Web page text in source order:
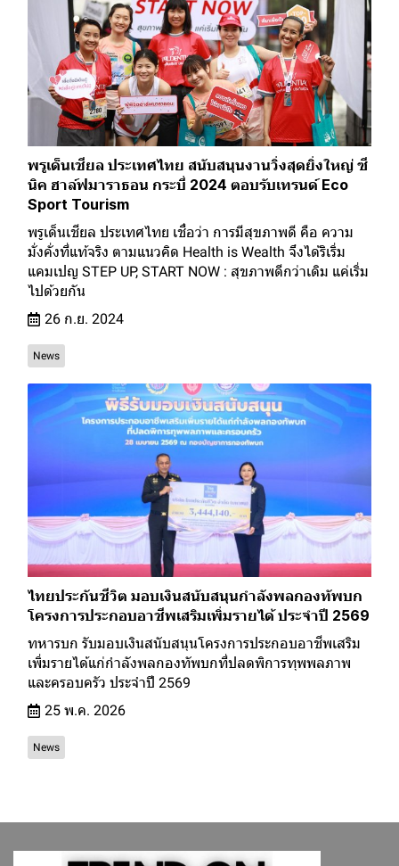
พรูเด็นเชียล ประเทศไทย สนับสนุนงานวิ่งสุดยิ่งใหญ่ ซี
นิค ฮาล์ฟมาราธอน กระบี่ 2024 ตอบรับเทรนด์ Eco
Sport Tourism
พรูเด็นเชียล ประเทศไทย เชื่อว่า การมีสุขภาพดี คือ ความ
มั่งคั่งที่แท้จริง ตามแนวคิด Health is Wealth จึงได้ริเริ่ม
แคมเปญ STEP UP, START NOW : สุขภาพดีกว่าเดิม แค่เริ่ม
ไปด้วยกัน
26 ก.ย. 2024
News
ไทยประกันชีวิต มอบเงินสนับสนุนกำลังพลกองทัพบก
โครงการประกอบอาชีพเสริมเพิ่มรายได้ ประจำปี 2569
ทหารบก รับมอบเงินสนับสนุนโครงการประกอบอาชีพเสริม
เพิ่มรายได้แก่กำลังพลกองทัพบกที่ปลดพิการทุพพลภาพ
และครอบครัว ประจำปี 2569
25 พ.ค. 2026
News